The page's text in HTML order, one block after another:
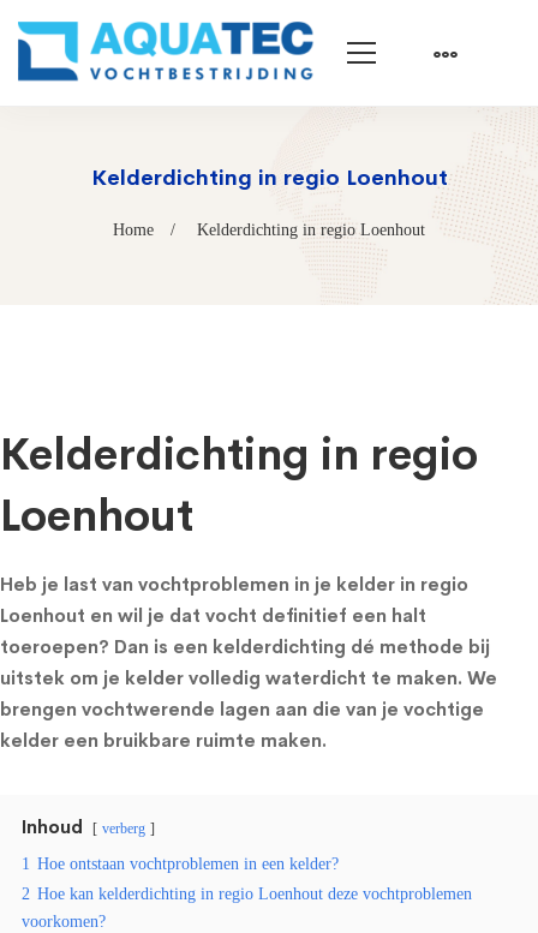
Kelderdichting in regio Loenhout
Home Kelderdichting in regio Loenhout
Kelderdichting in regio
Loenhout
Heb je last van vochtproblemen in je kelder in regio
Loenhout en wil je dat vocht definitief een halt
toeroepen? Dan is een kelderdichting dé methode bij
uitstek om je kelder volledig waterdicht te maken. We
brengen vochtwerende lagen aan die van je vochtige
kelder een bruikbare ruimte maken.
Inhoud verberg
1 Hoe ontstaan vochtproblemen in een kelder?
2 Hoe kan kelderdichting in regio Loenhout deze vochtproblemen
voorkomen?